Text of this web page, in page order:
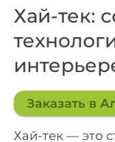
Хай-тек:
Заказать в
Хай-тек — это